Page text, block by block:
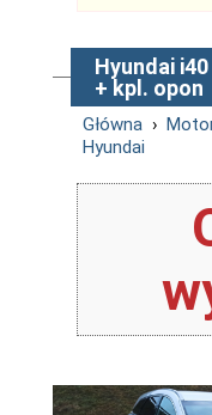
Hyundai i40
+ kpl. opon
Główna ›
Hyundai